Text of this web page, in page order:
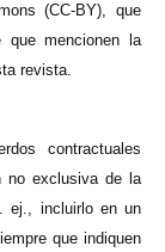
(CC-BY), que
que mencionen la
revista.
contractuales
no exclusiva de la
ej., incluirlo en un
que indiquen